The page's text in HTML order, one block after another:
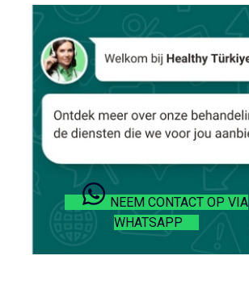
NEEM CONTACT OP VIA
WHATSAPP